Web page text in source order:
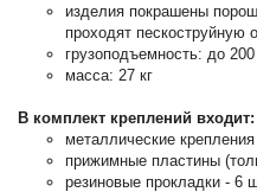
изделия покрашены
проходят пескоструйную
грузоподъемность: до 200
масса: 27 кг
В комплект креплений входит:
металлические
прижимные пластины
резиновые прокладки - 6